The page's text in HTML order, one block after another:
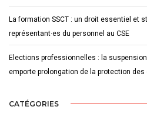
La formation SSCT : un droit essentiel et
représentant·es du personnel au CSE
Elections professionnelles : la
emporte prolongation de la protection
CATÉGORIES